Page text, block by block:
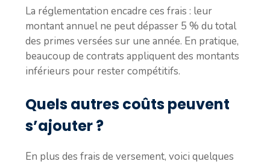
La réglementation encadre ces frais : leur
montant annuel ne peut dépasser 5 % du total
des primes versées sur une année. En pratique,
beaucoup de contrats appliquent des montants
inférieurs pour rester compétitifs.
Quels autres coûts peuvent
s’ajouter ?
En plus des frais de versement, voici quelques